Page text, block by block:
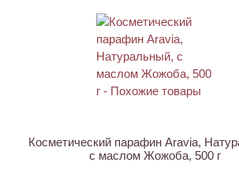
Косметический парафин Aravia,
с маслом Жожоба, 500 г